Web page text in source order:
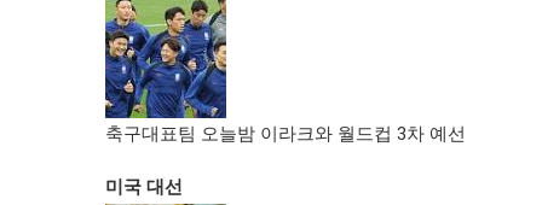
축구대표팀 오늘밤 이라크와 월드컵 3차 예선
미국 대선